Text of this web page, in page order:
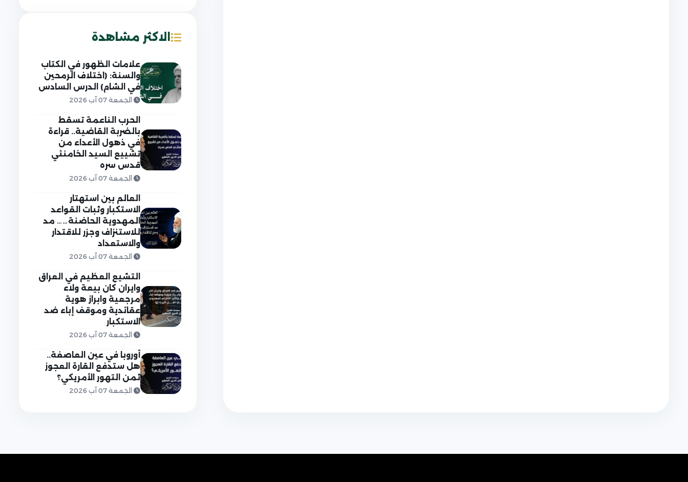
الاكثر مشاهدة
علامات الظهور في الكتاب
والسنة: (اختلاف الرمحين
في الشام) الدرس السادس
الجمعة 07 آب 2026
الحرب الناعمة تسقط
بالضربة القاضية.. قراءة
في ذهول الأعداء من
تشييع السيد الخامنئي
قدس سره
الجمعة 07 آب 2026
العالم بين استهتار
الاستكبار وثبات القواعد
المهدوية الحاضنة…… مد
للاستنزاف وجزر للاقتدار
والاستعداد
الجمعة 07 آب 2026
التشيع العظيم في العراق
وايران كان بيعة ولاء
مرجعية وابراز هوية
عقائدية وموقف إباء ضد
الاستكبار
الجمعة 07 آب 2026
أوروبا في عين العاصفة..
هل ستدفع القارة العجوز
ثمن التهور الأمريكي؟
الجمعة 07 آب 2026